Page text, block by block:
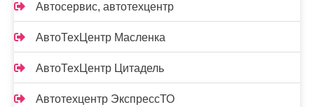
Автосервис, автотехцентр
АвтоТехЦентр Масленка
АвтоТехЦентр Цитадель
Автотехцентр ЭкспрессТО